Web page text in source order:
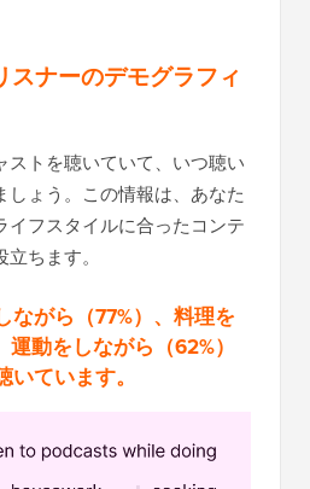
スナーのデモグラフィ
ストを聴いていて、いつ聴い
しょう。この情報は、あなた
イフスタイルに合ったコンテ
ちます。
ながら（77%）、料理を
動をしながら（62%）
ています。